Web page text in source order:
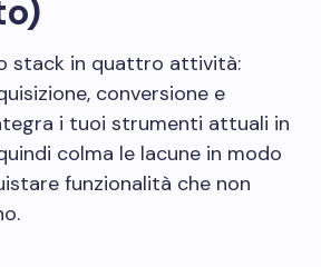
stack in quattro attività:
conversione e
i tuoi strumenti attuali in
colma le lacune in modo
funzionalità che non